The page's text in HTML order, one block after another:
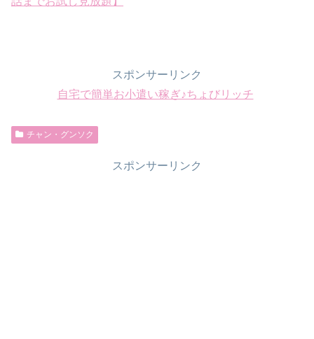
スポンサーリンク
自宅で簡単お小遣い稼ぎ♪ちょびリッチ
チャン・グンソク
スポンサーリンク